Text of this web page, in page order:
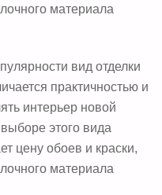
материала
вид отделки
практичностью и
интерьер новой
этого вида
цену обоев и краски,
материала
Back